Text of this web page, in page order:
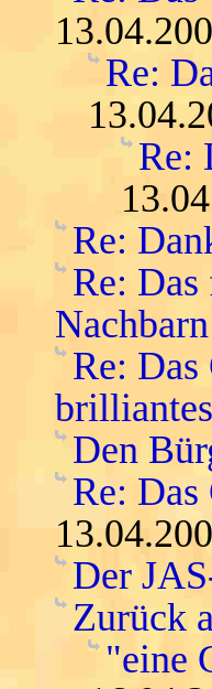
Re:
Re:
Re:
Re:
Re:
Den
Re:
Der
Zurück
"eine